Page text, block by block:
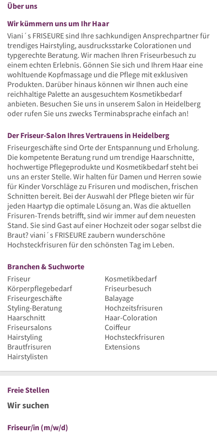
Über uns
Wir kümmern uns um Ihr Haar
Viani´s FRISEURE sind Ihre sachkundigen Ansprechpartner für
trendiges Hairstyling, ausdrucksstarke Colorationen und
typgerechte Beratung. Wir machen Ihren Friseurbesuch zu
einem echten Erlebnis. Gönnen Sie sich und Ihrem Haar eine
wohltuende Kopfmassage und die Pflege mit exklusiven
Produkten. Darüber hinaus können wir Ihnen auch eine
reichhaltige Palette an ausgesuchtem Kosmetikbedarf
anbieten. Besuchen Sie uns in unserem Salon in Heidelberg
oder rufen Sie uns zwecks Terminabsprache einfach an!
Der Friseur-Salon Ihres Vertrauens in Heidelberg
Friseurgeschäfte sind Orte der Entspannung und Erholung.
Die kompetente Beratung rund um trendige Haarschnitte,
hochwertige Pflegeprodukte und Kosmetikbedarf steht bei
uns an erster Stelle. Wir halten für Damen und Herren sowie
für Kinder Vorschläge zu Frisuren und modischen, frischen
Schnitten bereit. Bei der Auswahl der Pflege bieten wir für
jeden Haartyp die optimale Lösung an. Was die aktuellen
Frisuren-Trends betrifft, sind wir immer auf dem neuesten
Stand. Sie sind Gast auf einer Hochzeit oder sogar selbst die
Braut? viani´s FRISEURE zaubern wunderschöne
Hochsteckfrisuren für den schönsten Tag im Leben.
Branchen & Suchworte
Friseur
Kosmetikbedarf
Körperpflegebedarf
Friseurbesuch
Friseurgeschäfte
Balayage
Styling-Beratung
Hochzeitsfrisuren
Haarschnitt
Haar-Coloration
Friseursalons
Coiffeur
Hairstyling
Hochsteckfrisuren
Brautfrisuren
Extensions
Hairstylisten
Freie Stellen
Wir suchen
Friseur/in (m/w/d)